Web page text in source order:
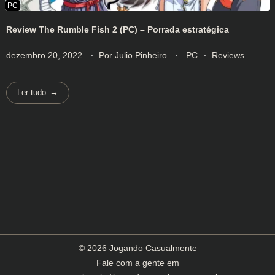
Review The Rumble Fish 2 (PC) – Porrada estratégica
dezembro 20, 2022 Por Julio Pinheiro PC Reviews
Ler tudo
© 2026 Jogando Casualmente
Fale com a gente em